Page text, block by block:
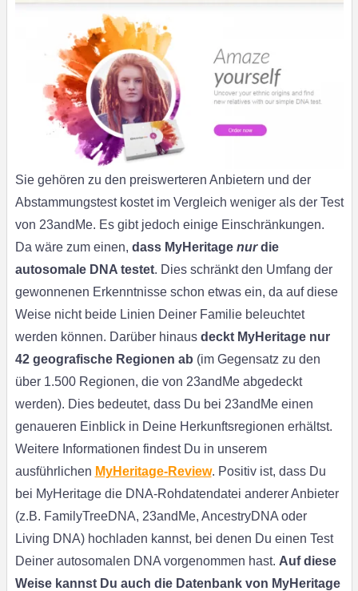
Sie gehören zu den preiswerteren Anbietern und der
Abstammungstest kostet im Vergleich weniger als der Test
von 23andMe. Es gibt jedoch einige Einschränkungen.
Da wäre zum einen, dass MyHeritage nurdie
autosomale DNA testet. Dies schränkt den Umfang der
gewonnenen Erkenntnisse schon etwas ein, da auf diese
Weise nicht beide Linien Deiner Familie beleuchtet
werden können. Darüber hinaus deckt MyHeritage nur
42 geografische Regionen ab (im Gegensatz zu den
über 1.500 Regionen, die von 23andMe abgedeckt
werden). Dies bedeutet, dass Du bei 23andMe einen
genaueren Einblick in Deine Herkunftsregionen erhältst.
Weitere Informationen findest Du in unserem
ausführlichen MyHeritage-Review. Positiv ist, dass Du
bei MyHeritage die DNA-Rohdatendatei anderer Anbieter
(z.B. FamilyTreeDNA, 23andMe, AncestryDNA oder
Living DNA) hochladen kannst, bei denen Du einen Test
Deiner autosomalen DNA vorgenommen hast. Auf diese
Weise kannst Du auch die Datenbank von MyHeritage